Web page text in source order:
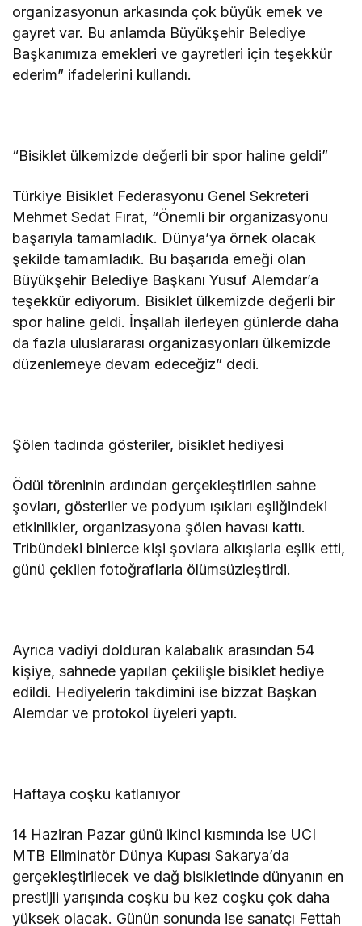
organizasyonun arkasında çok büyük emek ve
gayret var. Bu anlamda Büyükşehir Belediye
Başkanımıza emekleri ve gayretleri için teşekkür
ederim” ifadelerini kullandı.
“Bisiklet ülkemizde değerli bir spor haline geldi”
Türkiye Bisiklet Federasyonu Genel Sekreteri
Mehmet Sedat Fırat, “Önemli bir organizasyonu
başarıyla tamamladık. Dünya’ya örnek olacak
şekilde tamamladık. Bu başarıda emeği olan
Büyükşehir Belediye Başkanı Yusuf Alemdar’a
teşekkür ediyorum. Bisiklet ülkemizde değerli bir
spor haline geldi. İnşallah ilerleyen günlerde daha
da fazla uluslararası organizasyonları ülkemizde
düzenlemeye devam edeceğiz” dedi.
Şölen tadında gösteriler, bisiklet hediyesi
Ödül töreninin ardından gerçekleştirilen sahne
şovları, gösteriler ve podyum ışıkları eşliğindeki
etkinlikler, organizasyona şölen havası kattı.
Tribündeki binlerce kişi şovlara alkışlarla eşlik etti,
günü çekilen fotoğraflarla ölümsüzleştirdi.
Ayrıca vadiyi dolduran kalabalık arasından 54
kişiye, sahnede yapılan çekilişle bisiklet hediye
edildi. Hediyelerin takdimini ise bizzat Başkan
Alemdar ve protokol üyeleri yaptı.
Haftaya coşku katlanıyor
14 Haziran Pazar günü ikinci kısmında ise UCI
MTB Eliminatör Dünya Kupası Sakarya’da
gerçekleştirilecek ve dağ bisikletinde dünyanın en
prestijli yarışında coşku bu kez coşku çok daha
yüksek olacak. Günün sonunda ise sanatçı Fettah